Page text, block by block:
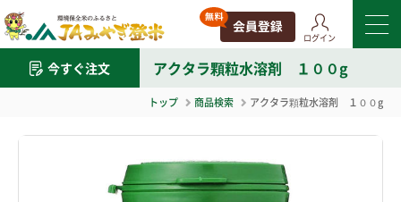
ログイン
今すぐ注文 アクタラ顆粒水溶剤 １００g
トップ 商品検索 アクタラ顆粒水溶剤 １００g